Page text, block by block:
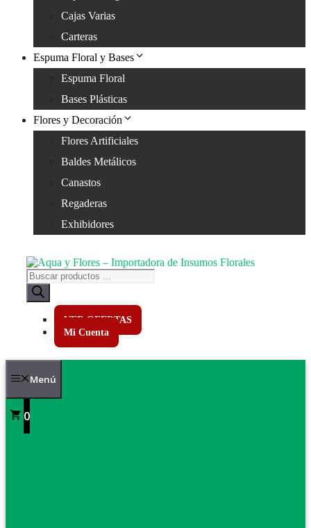
Cajas Varias
Carteras
Espuma Floral y Bases
Espuma Floral
Bases Plásticas
Flores y Decoración
Flores Artificiales
Baldes Metálicos
Canastos
Regaderas
Exhibidores
Búsqueda
de
productos
VER OFERTAS
Mi Cuenta
Menú
0